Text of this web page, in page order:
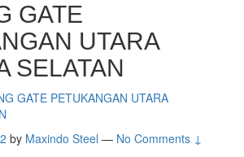
GATE
UTARA
SELATAN
GATE PETUKANGAN UTARA
by Maxindo Steel — No Comments ↓